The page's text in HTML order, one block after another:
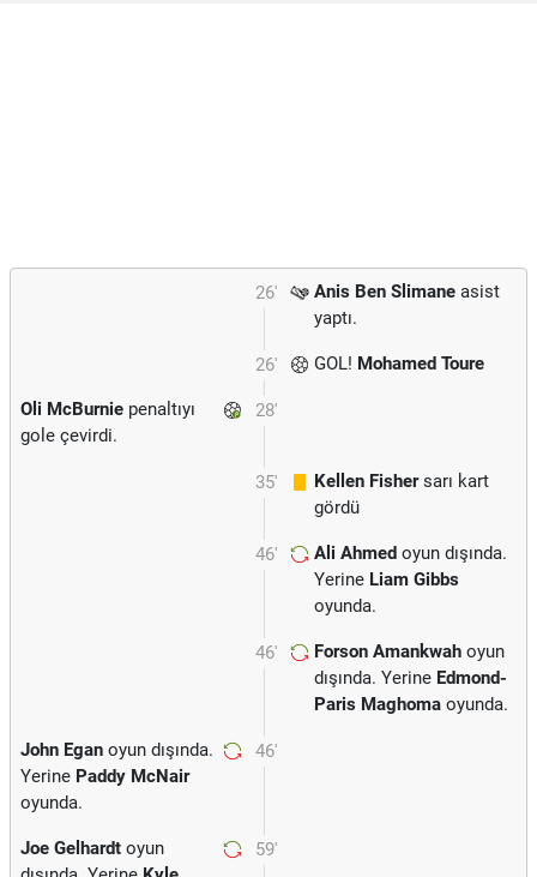
26' Anis Ben Slimane asist
yaptı.
26' GOL! Mohamed Toure
28'
Oli McBurnie penaltıyı
gole çevirdi.
35' Kellen Fishersarı kart
gördü
46' Ali Ahmed oyun dışında.
Yerine Liam Gibbs
oyunda.
46' Forson Amankwah oyun
dışında. Yerine Edmond-
Paris Maghoma oyunda.
46'
John Egan oyun dışında.
Yerine Paddy McNair
oyunda.
59'
Joe Gelhardt oyun